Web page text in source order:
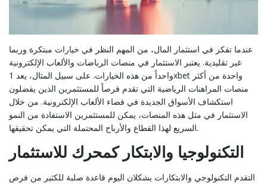
عندما تفكر في استثمار المال، من المهم النظر في خيارات مبتكرة وربما
غير تقليدية. يعتبر الاستثمار في منصات الرياضات والألعاب الإلكترونية
واحداً من هذه الخيارات. على سبيل المثال، يعد1xbet
منصات المراهنات الرياضية التي تقدم فرصاً للمستثمرين الذين يفضلون
استكشاف الأسواق الجديدة في فضاء الألعاب الإلكترونية. من خلال
الاستثمار في مثل هذه المنصات، يمكن للمستثمرين الاستفادة من النمو
السريع لهذا القطاع والأرباح المحتملة التي يمكن تحقيقها.
التكنولوجيا والابتكار كمحرك للاستثمار
التقدم التكنولوجي والابتكارات يشكلان اليوم قاعدة صلبة للكثير من فرص